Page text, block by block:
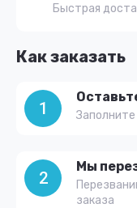
Как заказать
1
2
Мы
заказа
Быстрая